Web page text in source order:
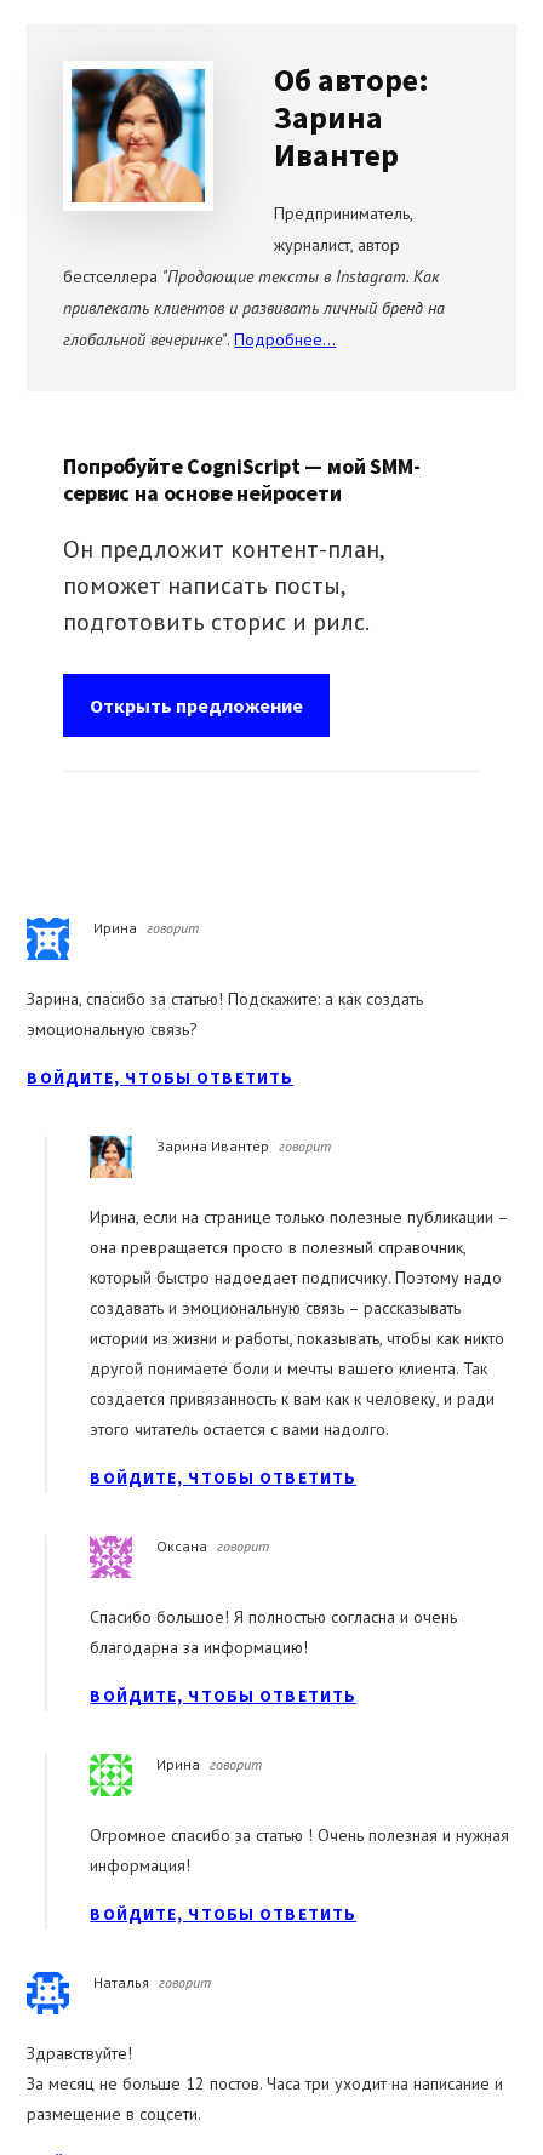
Об авторе:
Зарина
Ивантер
Предприниматель,
журналист, автор
бестселлера "Продающие тексты в Instagram. Как
привлекать клиентов и развивать личный бренд на
глобальной вечеринке".Подробнее...
Попробуйте CogniScript — мой SMM-
сервис на основе нейросети
Он предложит контент-план,
поможет написать посты,
подготовить сторис и рилс.
Открыть предложение
Reader
Interactions
Ирина говорит
Зарина, спасибо за статью! Подскажите: а как создать
эмоциональную связь?
ВОЙДИТЕ, ЧТОБЫ ОТВЕТИТЬ
Зарина Ивантер говорит
Ирина, если на странице только полезные публикации –
она превращается просто в полезный справочник,
который быстро надоедает подписчику. Поэтому надо
создавать и эмоциональную связь – рассказывать
истории из жизни и работы, показывать, чтобы как никто
другой понимаете боли и мечты вашего клиента. Так
создается привязанность к вам как к человеку, и ради
этого читатель остается с вами надолго.
ВОЙДИТЕ, ЧТОБЫ ОТВЕТИТЬ
Оксана говорит
Спасибо большое! Я полностью согласна и очень
благодарна за информацию!
ВОЙДИТЕ, ЧТОБЫ ОТВЕТИТЬ
Ирина говорит
Огромное спасибо за статью ! Очень полезная и нужная
информация!
ВОЙДИТЕ, ЧТОБЫ ОТВЕТИТЬ
Наталья говорит
Здравствуйте!
За месяц не больше 12 постов. Часа три уходит на написание и
размещение в соцсети.